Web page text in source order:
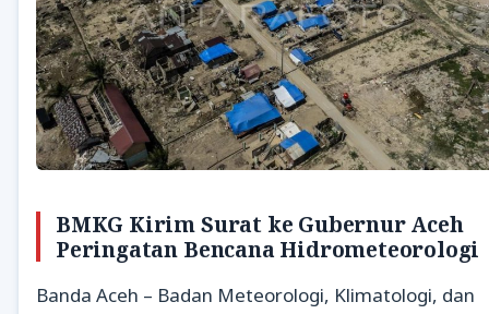
BMKG Kirim Surat ke Gubernur Aceh
Peringatan Bencana Hidrometeorologi
Banda Aceh – Badan Meteorologi, Klimatologi, dan